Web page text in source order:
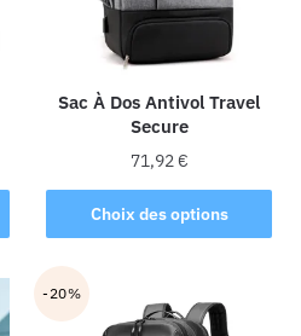
Sac À Dos Antivol Travel
Secure
71,92€
Choix des options
Ce
produit
variations.
-20%